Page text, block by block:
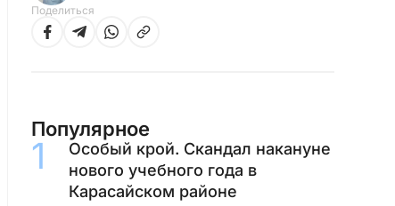
Поделиться
Популярное
Особый крой. Скандал накануне
нового учебного года в
Карасайском районе